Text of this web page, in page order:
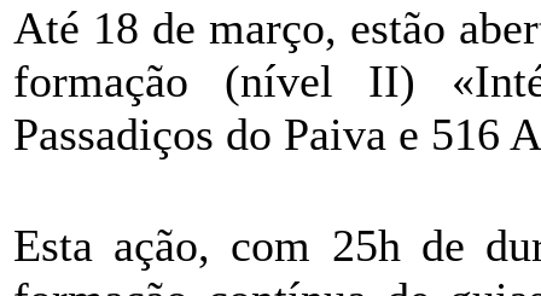
Até 18 de março, estão
formação (nível II)
Passadiços do Paiva e 516
Esta ação, com 25h de